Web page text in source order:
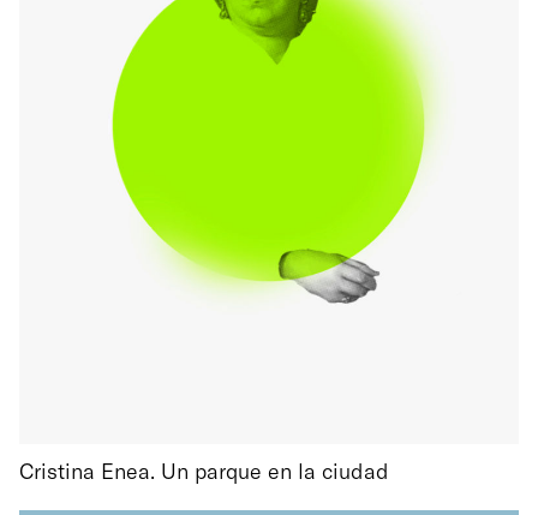
Cristina Enea. Un parque en la ciudad